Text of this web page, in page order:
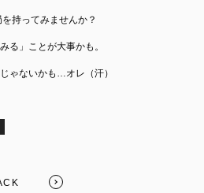
持ってみませんか？
る」ことが大事かも。
ゃないかも…オレ（汗）